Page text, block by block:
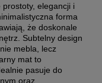
prostoty, elegancji i
forma
że doskonale
Subtelny design
mebla, lecz
mat to
pasuje do
oraz